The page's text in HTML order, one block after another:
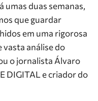
umas duas semanas,
que guardar
em uma rigorosa
vasta análise do
o jornalista Álvaro
DIGITAL e criador do